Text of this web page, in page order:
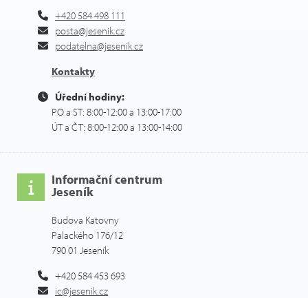
+420 584 498 111
posta@jesenik.cz
podatelna@jesenik.cz
Kontakty
Úřední hodiny:
PO a ST: 8:00-12:00 a 13:00-17:00
ÚT a ČT: 8:00-12:00 a 13:00-14:00
Informační centrum
Jeseník
Budova Katovny
Palackého 176/12
790 01 Jeseník
+420 584 453 693
ic@jesenik.cz